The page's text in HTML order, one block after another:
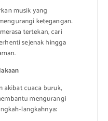
musik yang
ketegangan.
tertekan, cari
sejenak hingga
akibat cuaca buruk,
mengurangi
langkahnya: